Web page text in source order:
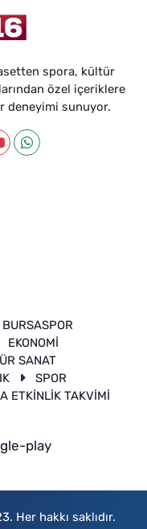
spora, kültür
özel içeriklere
deneyimi sunuyor.
BURSASPOR
EKONOMİ
SANAT
SPOR
ETKİNLİK TAKVİMİ
Her hakkı saklıdır.